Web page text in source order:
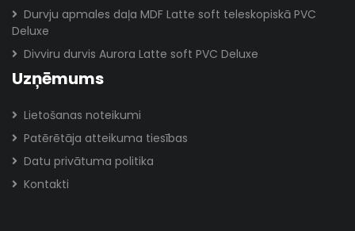
Durvju apmales daļa MDF Latte soft teleskopiskā PVC
Deluxe
Divviru durvis Aurora Latte soft PVC Deluxe
Uzņēmums
Lietošanas noteikumi
Patērētāja atteikuma tiesības
Datu privātuma politika
Kontakti